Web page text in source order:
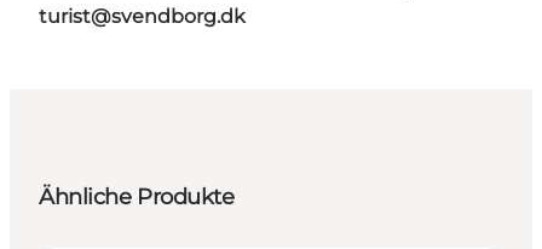
turist@svendborg.dk
Ähnliche Produkte